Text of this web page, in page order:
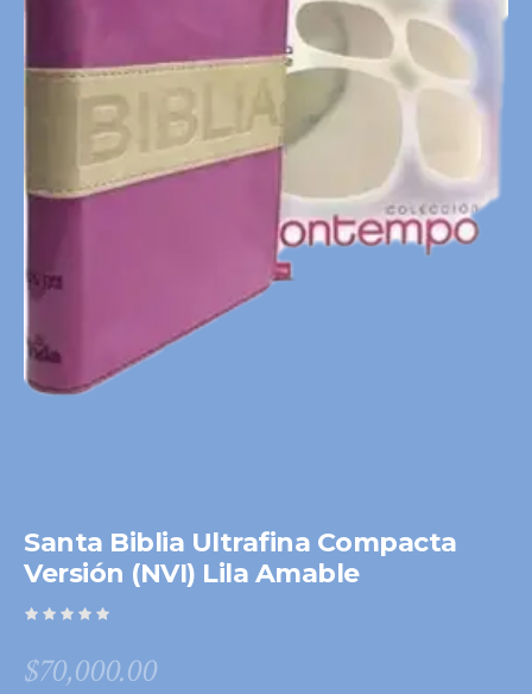
Santa Biblia Ultrafina Compacta
Versión (NVI) Lila Amable
$70,000.00